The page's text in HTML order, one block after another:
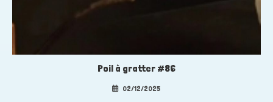
Poil à gratter #86
02/12/2025